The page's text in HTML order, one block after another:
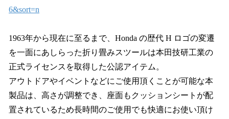
6&sort=n
1963年から現在に至るまで、Honda の歴代 H ロゴの変遷
を一面にあしらった折り畳みスツールは本田技研工業の
正式ライセンスを取得した公認アイテム。
アウトドアやイベントなどにご使用頂くことが可能な本
製品は、高さが調整でき、座面もクッションシートが配
置されているため長時間のご使用でも快適にお使い頂け